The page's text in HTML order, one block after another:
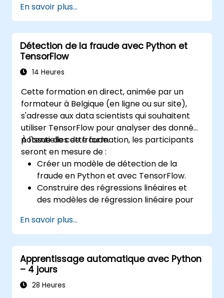
simplement à l'aide de la bibliothèque
FastAPI.
Apprendre à créer des modèles de
données et des schémas basés sur
Pydantic et OpenAPI.
Connecter des APIs à une base de
Mettre en œuvre la sécurité et
l'authentification dans les APIs en utilisant
les outils de FastAPI.
Construire des images de conteneurs et
déployer des APIs web sur un serveur
cloud.
En savoir plus...
Détection de la fraude avec Python et
TensorFlow
14 Heures
Cette formation en direct, animée par un
formateur à Belgique (en ligne ou sur site),
s'adresse aux data scientists qui souhaitent
utiliser TensorFlow pour analyser des données
potentielles de fraude.
À l'issue de cette formation, les participants
seront en mesure de :
Créer un modèle de détection de la
fraude en Python et avec TensorFlow.
Construire des régressions linéaires et
des modèles de régression linéaire pour
Développer une application d'intelligence
artificielle de bout en bout pour analyser
les données de fraude.
En savoir plus...
Apprentissage automatique avec Python
– 4 jours
28 Heures